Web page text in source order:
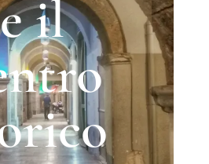
e il